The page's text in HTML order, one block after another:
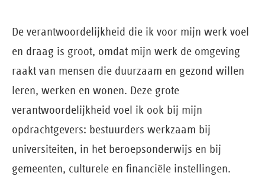
De verantwoordelijkheid die ik voor mijn werk voel
en draag is groot, omdat mijn werk de omgeving
raakt van mensen die duurzaam en gezond willen
leren, werken en wonen. Deze grote
verantwoordelijkheid voel ik ook bij mijn
opdrachtgevers: bestuurders werkzaam bij
universiteiten, in het beroepsonderwijs en bij
gemeenten, culturele en financiële instellingen.